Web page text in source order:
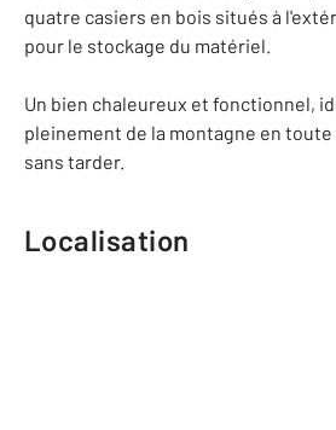
quatre casiers en bois situés à
pour le stockage du matériel.
Un bien chaleureux et fonctionnel,
pleinement de la montagne en
sans tarder.
Localisation